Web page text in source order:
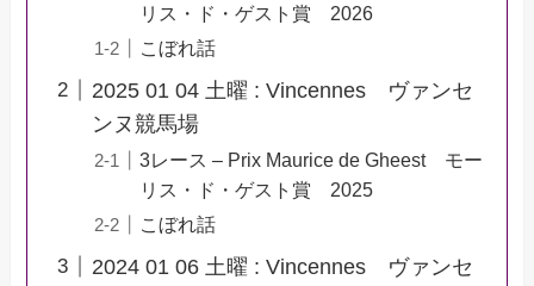
リス・ド・ゲスト賞 2026
こぼれ話
2025 01 04 土曜 : Vincennes ヴァンセ
ンヌ競馬場
3レース – Prix Maurice de Gheest モー
リス・ド・ゲスト賞 2025
こぼれ話
2024 01 06 土曜 : Vincennes ヴァンセ